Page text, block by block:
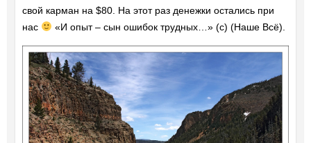
свой карман на $80. На этот раз денежки остались при
нас
«И опыт – сын ошибок трудных…» (с) (Наше Всё).